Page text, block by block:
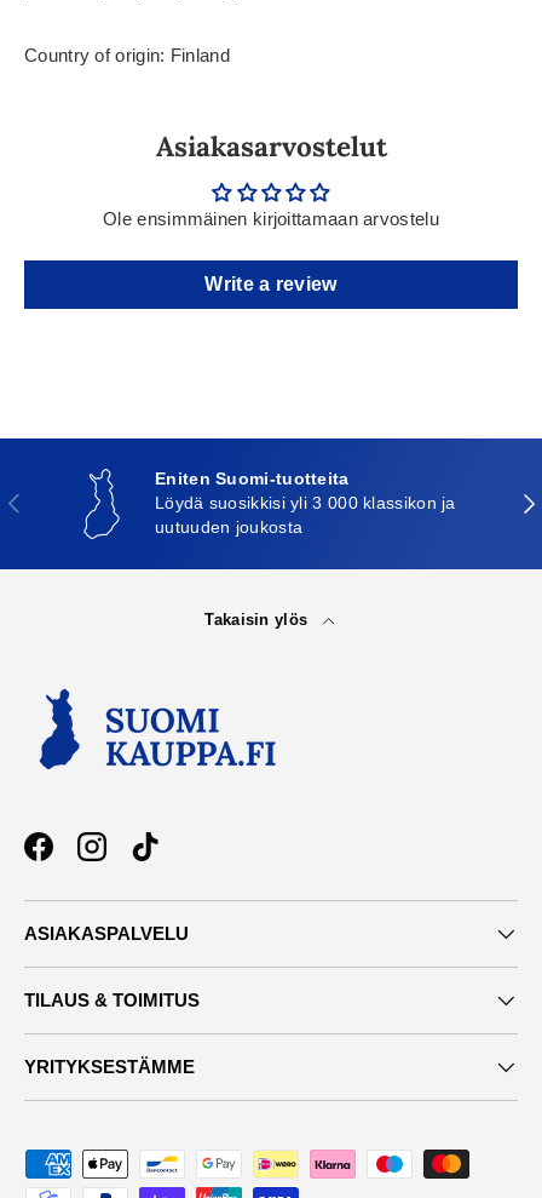
Country of origin: Finland
Asiakasarvostelut
Ole ensimmäinen kirjoittamaan arvostelu
Write a review
Edellinen
Eniten Suomi-tuotteita
Löydä suosikkisi yli 3 000 klassikon ja
uutuuden joukosta
Takaisin ylös
FacebookInstagramTikTok
ASIAKASPALVELU
TILAUS & TOIMITUS
YRITYKSESTÄMME
Maksutavat